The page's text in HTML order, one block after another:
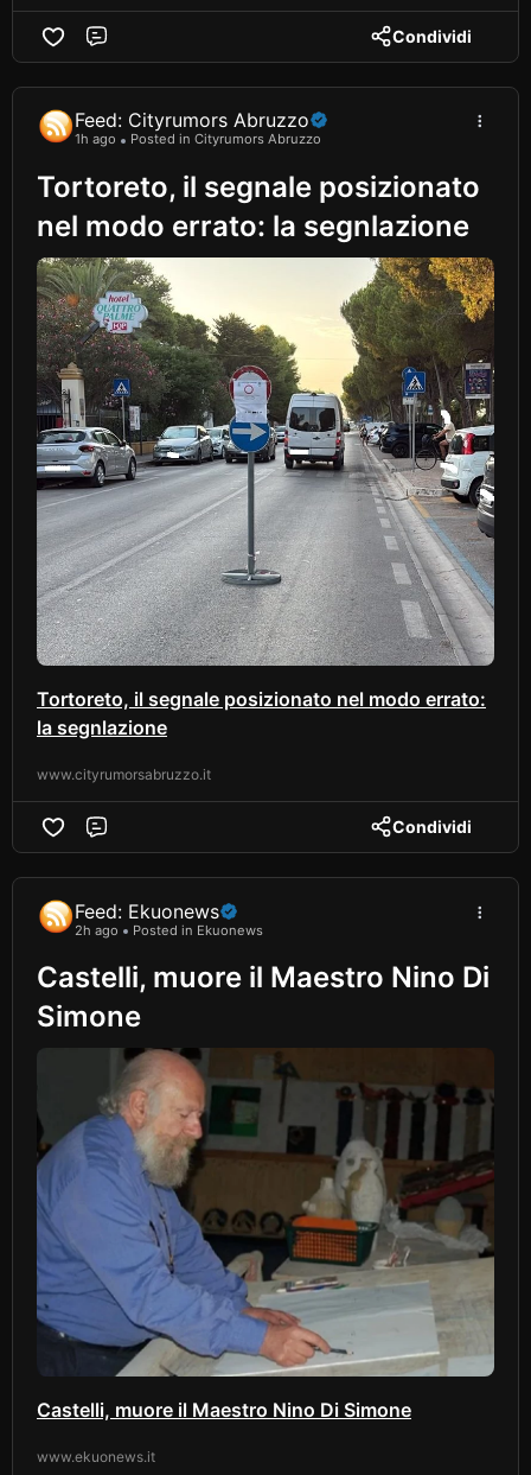
Condividi
Feed: Cityrumors Abruzzo
1h ago Posted in Cityrumors Abruzzo
Tortoreto, il segnale posizionato
nel modo errato: la segnlazione
Tortoreto, il segnale posizionato nel modo errato:
la segnlazione
www.cityrumorsabruzzo.it
Condividi
Feed: Ekuonews
2h ago Posted in Ekuonews
Castelli, muore il Maestro Nino Di
Simone
Castelli, muore il Maestro Nino Di Simone
www.ekuonews.it